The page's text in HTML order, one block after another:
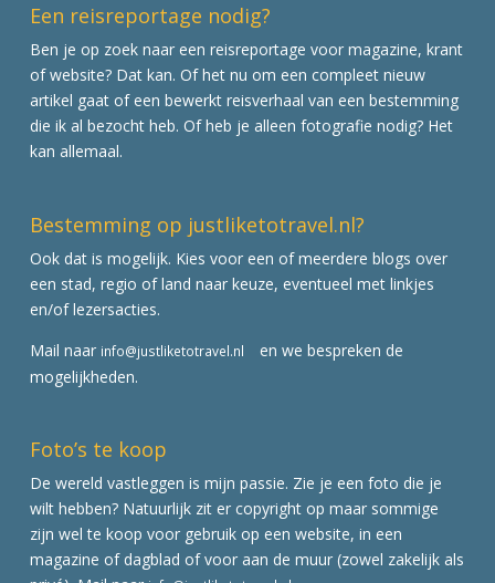
Een reisreportage nodig?
Ben je op zoek naar een reisreportage voor magazine, krant
of website? Dat kan. Of het nu om een compleet nieuw
artikel gaat of een bewerkt reisverhaal van een bestemming
die ik al bezocht heb. Of heb je alleen fotografie nodig? Het
kan allemaal.
Bestemming op justliketotravel.nl?
Ook dat is mogelijk. Kies voor een of meerdere blogs over
een stad, regio of land naar keuze, eventueel met linkjes
en/of lezersacties.
Mail naar info@justliketotravel.nl
en we bespreken de
mogelijkheden.
Foto’s te koop
De wereld vastleggen is mijn passie. Zie je een foto die je
wilt hebben? Natuurlijk zit er copyright op maar sommige
zijn wel te koop voor gebruik op een website, in een
magazine of dagblad of voor aan de muur (zowel zakelijk als